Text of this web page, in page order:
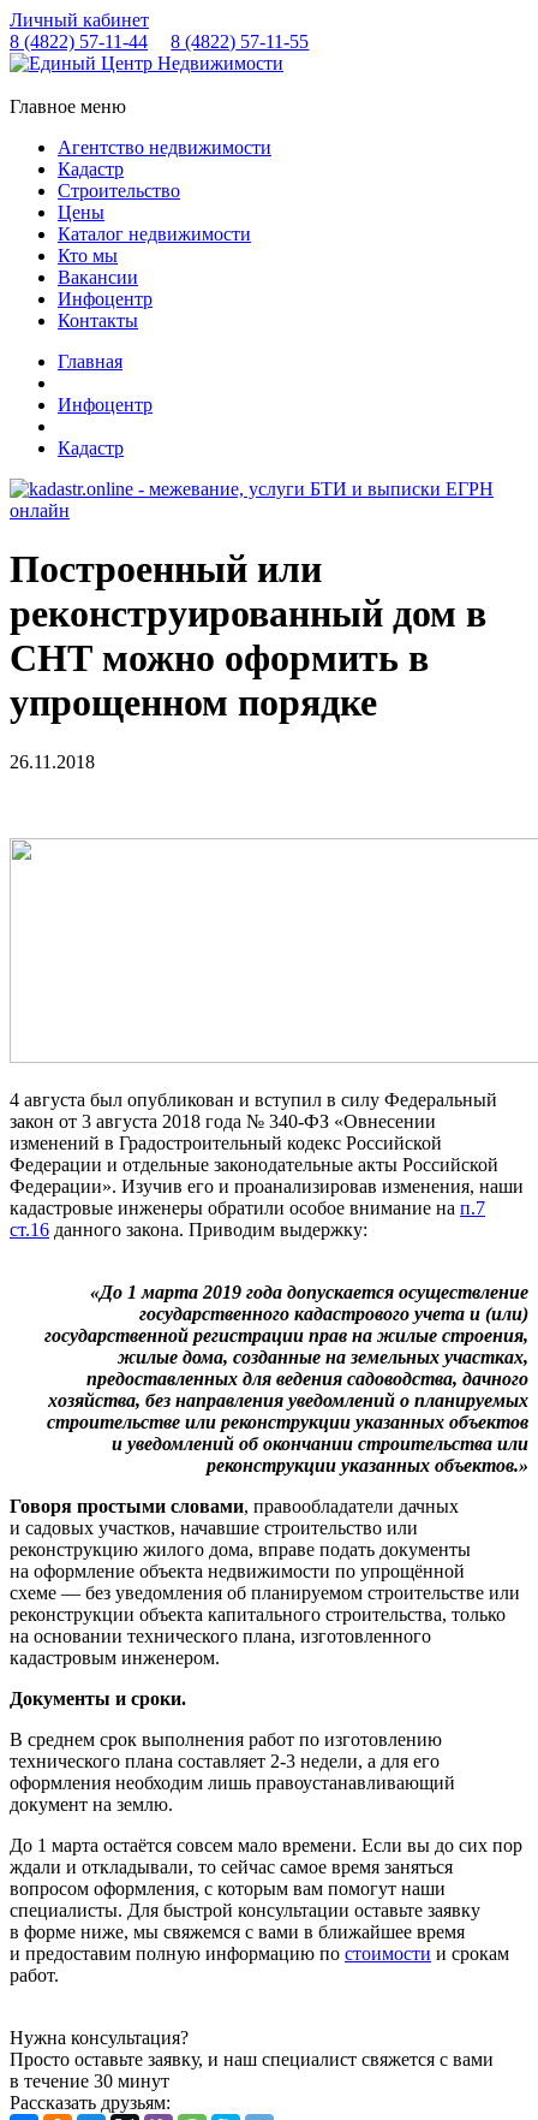
Личный кабинет
8 (4822) 57-11-44 8 (4822) 57-11-55
Главное меню
Агентство недвижимости
Кадастр
Строительство
Цены
Каталог недвижимости
Кто мы
Вакансии
Инфоцентр
Контакты
Главная
Инфоцентр
Кадастр
Построенный или
реконструированный дом в
СНТ можно оформить в
упрощенном порядке
26.11.2018
4 августа был опубликован и вступил в силу Федеральный
закон от 3 августа 2018 года № 340-ФЗ «Овнесении
изменений в Градостроительный кодекс Российской
Федерации и отдельные законодательные акты Российской
Федерации». Изучив его и проанализировав изменения, наши
кадастровые инженеры обратили особое внимание на п.7
ст.16 данного закона. Приводим выдержку:
«До 1 марта 2019 года допускается осуществление
государственного кадастрового учета и (или)
государственной регистрации прав на жилые строения,
жилые дома, созданные на земельных участках,
предоставленных для ведения садоводства, дачного
хозяйства, без направления уведомлений о планируемых
строительстве или реконструкции указанных объектов
и уведомлений об окончании строительства или
реконструкции указанных объектов.»
Говоря простыми словами, правообладатели дачных
и садовых участков, начавшие строительство или
реконструкцию жилого дома, вправе подать документы
на оформление объекта недвижимости по упрощённой
схеме — без уведомления об планируемом строительстве или
реконструкции объекта капитального строительства, только
на основании технического плана, изготовленного
кадастровым инженером.
Документы и сроки.
В среднем срок выполнения работ по изготовлению
технического плана составляет 2-3 недели, а для его
оформления необходим лишь правоустанавливающий
документ на землю.
До 1 марта остаётся совсем мало времени. Если вы до сих пор
ждали и откладывали, то сейчас самое время заняться
вопросом оформления, с которым вам помогут наши
специалисты. Для быстрой консультации оставьте заявку
в форме ниже, мы свяжемся с вами в ближайшее время
и предоставим полную информацию по стоимости и срокам
работ.
Нужна консультация?
Просто оставьте заявку, и наш специалист свяжется с вами
в течение 30 минут
Рассказать друзьям: